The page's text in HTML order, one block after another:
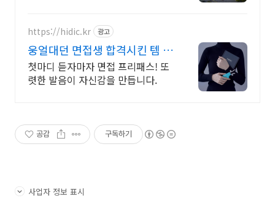
https://hidic.kr 광고
웅얼대던 면접생 합격시킨 템 면
접 합격 필수템
첫마디 듣자마자 면접 프리패스! 또
렷한 발음이 자신감을 만듭니다.
공감 구독하기
사업자 정보 표시